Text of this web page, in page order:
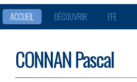
ACCUEIL DÉCOUVRIR FFE
CONNAN Pascal